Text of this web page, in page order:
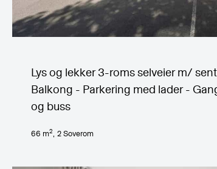
Lys og lekker 3-roms selveier m/
Balkong - Parkering med lader -
og buss
66 m2, 2Soverom